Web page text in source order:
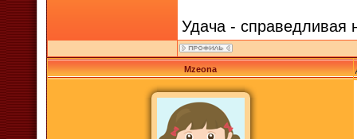
Удача - справедливая
Mzeona